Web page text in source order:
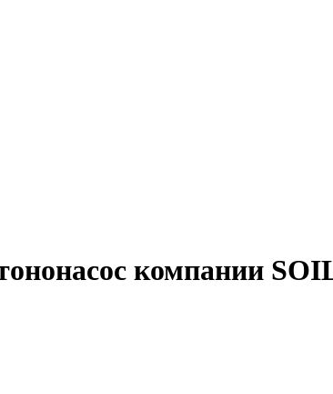
компании